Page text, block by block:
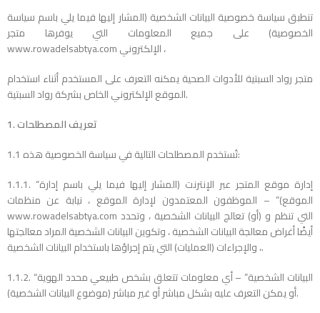
تنطبق سياسة خصوصية البيانات الشخصية (المشار إليها فيما يلي باسم سياسة
الخصوصية) على جميع المعلومات التي يوفرها متجر
www.rowadelsabtya.com الإلكتروني ،
متجر رواد السبتية للأدوات الصحية يمكنه التعرف على المستخدم أثناء استخدام
الموقع الإلكتروني الخاص بشركة رواد السبتية.
1. تعريف المصطلحات
1.1 تُستخدم المصطلحات التالية في سياسة الخصوصية هذه:
1.1.1. “إدارة موقع المتجر عبر الإنترنت (المشار إليها فيما يلي باسم إدارة
الموقع)” – الموظفون المعتمدون لإدارة الموقع ، نيابة عن منظمات
www.rowadelsabtya.com التي تنظم و (أو) تعالج البيانات الشخصية ، وتحدد
أيضًا أغراض معالجة البيانات الشخصية ، وتكوين البيانات الشخصية المراد معالجتها
، والإجراءات (العمليات) التي يتم إجراؤها باستخدام البيانات الشخصية.
1.1.2. “البيانات الشخصية” – أي معلومات تتعلق بشخص طبيعي محدد الهوية
أو يمكن التعرف عليه بشكل مباشر أو غير مباشر (موضوع البيانات الشخصية).